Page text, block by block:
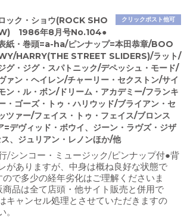
クリックポスト他可
ック・ショウ(ROCK SHO
1986年8月号No.104●
紙・巻頭=a-ha/ピンナップ=本田恭章/BOO
HARRY(THE STREET SLIDERS)/ラット/
グ・ジグ・スパトニック/デペッシュ・モード/
ァン・ヘイレン/チャーリー・セクストン/サイ
ン・ル・ボン/ドリーム・アカデミー/フランキ
・ゴーズ・トゥ・ハリウッド/ブライアン・セ
ツァー/フェイス・トゥ・フェイス/ブロンス
=デヴィッド・ボウイ、ジーン・ラヴズ・ジザ
、ジュリアン・レノンほか/他
/シンコー・ミュージック/ピンナップ付●背
がありますが、中身は概ね良好な状態で
で多少の経年劣化はご理解くださいま
品は全て店頭・他サイト販売と併用で
キャンセル処理とさせていただきますの